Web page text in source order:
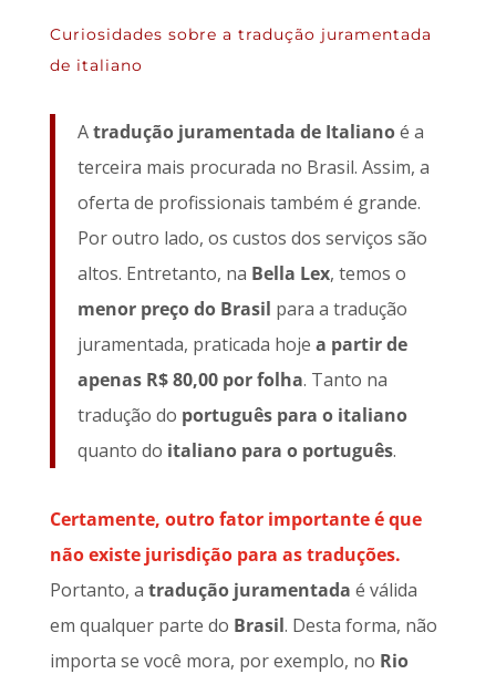
Curiosidades sobre a tradução juramentada
de italiano
Atradução juramentada de Italianoé a
terceira mais procurada no Brasil. Assim, a
oferta de profissionais também é grande.
Por outro lado, os custos dos serviços são
altos. Entretanto, na Bella Lex, temos o
menor preço do Brasil para a tradução
juramentada, praticada hoje a partir de
apenas R$ 80,00 por folha. Tanto na
tradução do português para o italiano
quanto do italiano para o português.
Certamente, outro fator importante é que
não existe jurisdição para as traduções.
Portanto, a tradução juramentada é válida
em qualquer parte do Brasil. Desta forma, não
importa se você mora, por exemplo, no Rio